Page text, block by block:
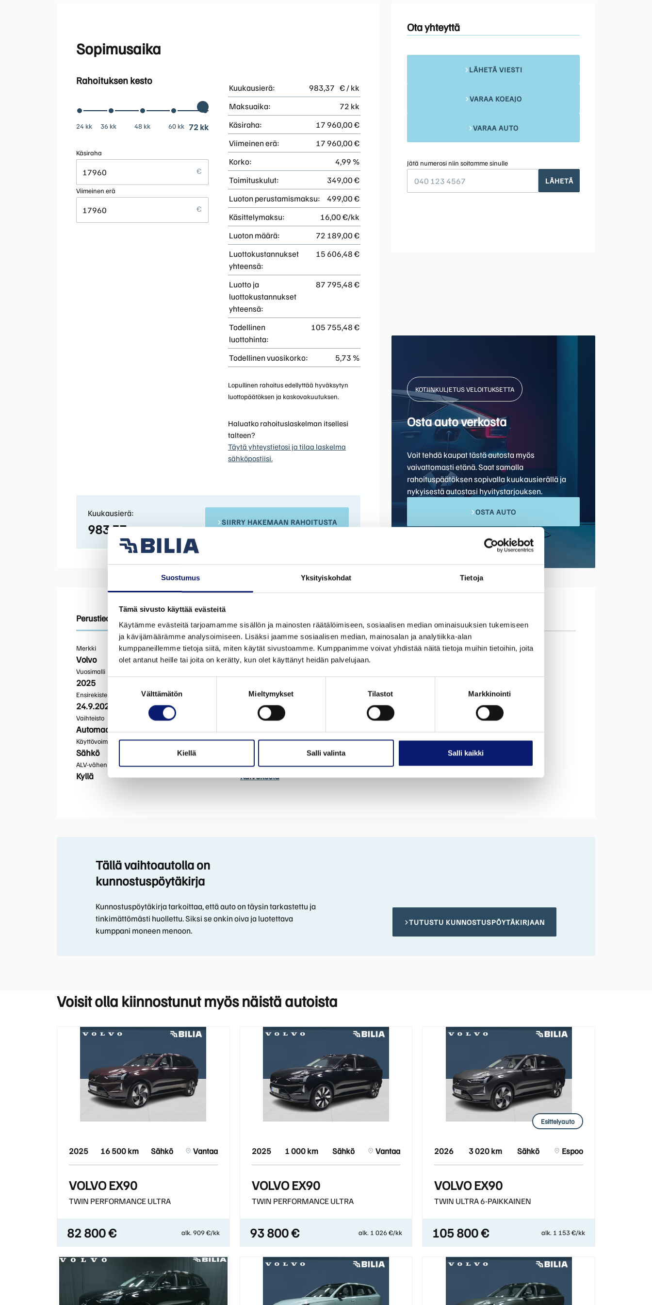
Suostumus Yksityiskohdat Tietoja
Tämä sivusto käyttää evästeitä
Käytämme evästeitä tarjoamamme sisällön ja mainosten räätälöimiseen, sosiaalisen median ominaisuuksien tukemiseen
ja kävijämäärämme analysoimiseen. Lisäksi jaamme sosiaalisen median, mainosalan ja analytiikka-alan
kumppaneillemme tietoja siitä, miten käytät sivustoamme. Kumppanimme voivat yhdistää näitä tietoja muihin tietoihin, joita
olet antanut heille tai joita on kerätty, kun olet käyttänyt heidän palvelujaan.
Välttämätön Mieltymykset Tilastot Markkinointi
Kiellä Salli valinta Salli kaikki
Sopimusaika
Rahoituksen kesto
24 kk 36 kk 48 kk 60 kk 72 kk
Käsiraha
Viimeinen erä
Kuukausierä: 983,37 € / kk
Maksuaika:
72 kk
Käsiraha:
17 960,00 €
Viimeinen erä:
17 960,00 €
Korko:
4,99 %
Toimituskulut:
349,00 €
Luoton perustamismaksu:
499,00 €
Käsittelymaksu:
16,00 €/kk
Luoton määrä:
72 189,00 €
Luottokustannukset
yhteensä:
15 606,48 €
Luotto ja
luottokustannukset
yhteensä:
87 795,48 €
Todellinen
luottohinta:
105 755,48 €
Todellinen vuosikorko: 5,73 %
Lopullinen rahoitus edellyttää hyväksytyn
luottopäätöksen ja kaskovakuutuksen.
Haluatko rahoituslaskelman itsellesi
talteen?
Täytä yhteystietosi ja tilaa laskelma
sähköpostiisi.
Kuukausierä:
983,37 SIIRRY HAKEMAAN RAHOITUSTA
Ota yhteyttä
LÄHETÄ VIESTI
VARAA KOEAJO
VARAA AUTO
Jätä numerosi niin soitamme sinulle
LÄHETÄ
KOTIINKULJETUS VELOITUKSETTA
Osta auto verkosta
Voit tehdä kaupat tästä autosta myös
vaivattomasti etänä. Saat samalla
rahoituspäätöksen sopivalla kuukausierällä ja
nykyisestä autostasi hyvitystarjouksen.
OSTA AUTO
Perustiedot
Merkki
Volvo
Malli
EX90
Mittarilukema
Vuosimalli
2025
Ensirekisteröinti
24.9.2025
Ensimmäinen käyttöönottopäivä
24.9.2025
Vaihteisto
Automaatti
Vetotapa
Neliveto Ruskea
Käyttövoima
Sähkö
Istumapaikkoja Rekisterinumero
ALV-vähennyskelpoinen
Kyllä
Toimipiste
Kaivoksela
Tällä vaihtoautolla on
kunnostuspöytäkirja
Kunnostuspöytäkirja tarkoittaa, että auto on täysin tarkastettu ja
tinkimättömästi huollettu. Siksi se onkin oiva ja luotettava
kumppani moneen menoon.
TUTUSTU KUNNOSTUSPÖYTÄKIRJAAN
Voisit olla kiinnostunut myös näistä autoista
2025 16 500 km Sähkö Vantaa
VOLVO EX90
TWIN PERFORMANCE ULTRA
82 800 € alk. 909 €/kk
2025 1 000 km Sähkö Vantaa
VOLVO EX90
TWIN PERFORMANCE ULTRA
93 800 € alk. 1 026 €/kk
Esittelyauto
2026 3 020 km Sähkö Espoo
VOLVO EX90
TWIN ULTRA 6-PAIKKAINEN
105 800 € alk. 1 153 €/kk